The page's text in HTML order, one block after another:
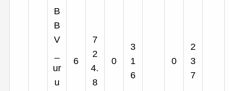
B
B
V
ur
u
6
7
2
4.
8
0
3
1
6
0
2
3
7